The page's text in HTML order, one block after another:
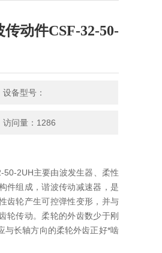
动件CSF-32-50-
设备型号：
访问量：1286
2UH主要由波发生器、柔性
件组成，谐波传动减速器，是
齿轮产生可控弹性变形，并与
轮传动。柔轮的外齿数少于刚
与长轴方向的柔轮外齿正好*啮